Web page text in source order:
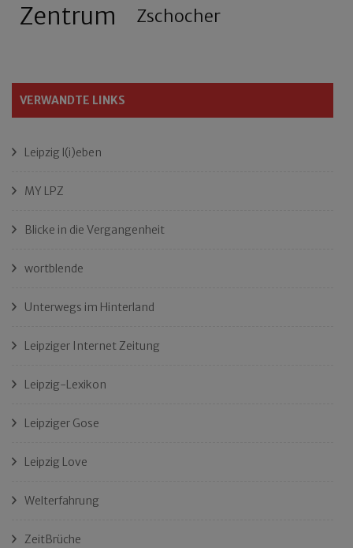
Zentrum Zschocher
VERWANDTE LINKS
Leipzig l(i)eben
MY LPZ
Blicke in die Vergangenheit
wortblende
Unterwegs im Hinterland
Leipziger Internet Zeitung
Leipzig-Lexikon
Leipziger Gose
Leipzig Love
Welterfahrung
ZeitBrüche